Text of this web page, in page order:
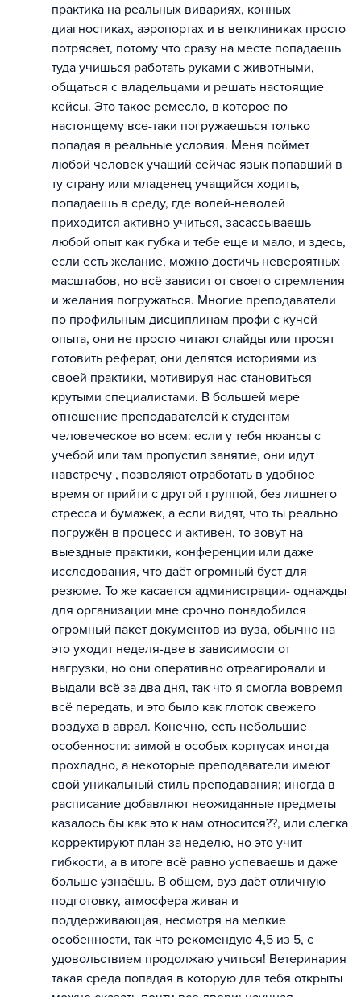
практика на реальных вивариях, конных
диагностиках, аэропортах и в ветклиниках просто
потрясает, потому что сразу на месте попадаешь
туда учишься работать руками с животными,
общаться с владельцами и решать настоящие
кейсы. Это такое ремесло, в которое по
настоящему все-таки погружаешься только
попадая в реальные условия. Меня поймет
любой человек учащий сейчас язык попавший в
ту страну или младенец учащийся ходить,
попадаешь в среду, где волей-неволей
приходится активно учиться, засассываешь
любой опыт как губка и тебе еще и мало, и здесь,
если есть желание, можно достичь невероятных
масштабов, но всё зависит от своего стремления
и желания погружаться. Многие преподаватели
по профильным дисциплинам профи с кучей
опыта, они не просто читают слайды или просят
готовить реферат, они делятся историями из
своей практики, мотивируя нас становиться
крутыми специалистами. В большей мере
отношение преподавателей к студентам
человеческое во всем: если у тебя нюансы с
учебой или там пропустил занятие, они идут
навстречу , позволяют отработать в удобное
время or прийти с другой группой, без лишнего
стресса и бумажек, а если видят, что ты реально
погружён в процесс и активен, то зовут на
выездные практики, конференции или даже
исследования, что даёт огромный буст для
резюме. То же касается администрации- однажды
для организации мне срочно понадобился
огромный пакет документов из вуза, обычно на
это уходит неделя-две в зависимости от
нагрузки, но они оперативно отреагировали и
выдали всё за два дня, так что я смогла вовремя
всё передать, и это было как глоток свежего
воздуха в аврал. Конечно, есть небольшие
особенности: зимой в особых корпусах иногда
прохладно, а некоторые преподаватели имеют
свой уникальный стиль преподавания; иногда в
расписание добавляют неожиданные предметы
казалось бы как это к нам относится??, или слегка
корректируют план за неделю, но это учит
гибкости, а в итоге всё равно успеваешь и даже
больше узнаёшь. В общем, вуз даёт отличную
подготовку, атмосфера живая и
поддерживающая, несмотря на мелкие
особенности, так что рекомендую 4,5 из 5, с
удовольствием продолжаю учиться! Ветеринария
такая среда попадая в которую для тебя открыты